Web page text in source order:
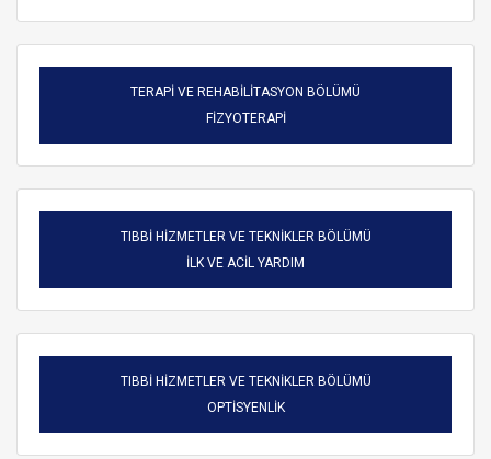
TERAPİ VE REHABİLİTASYON BÖLÜMÜ
FİZYOTERAPİ
TIBBİ HİZMETLER VE TEKNİKLER BÖLÜMÜ
İLK VE ACİL YARDIM
TIBBİ HİZMETLER VE TEKNİKLER BÖLÜMÜ
OPTİSYENLİK